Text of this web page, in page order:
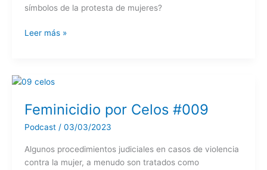
símbolos de la protesta de mujeres?
Símbolos
Leer más »
Feminicidio por Celos #009
Podcast/ 03/03/2023
Algunos procedimientos judiciales en casos de violencia
contra la mujer, a menudo son tratados como